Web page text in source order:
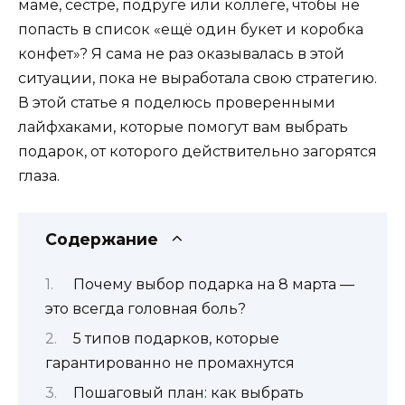
маме, сестре, подруге или коллеге, чтобы не
попасть в список «ещё один букет и коробка
конфет»? Я сама не раз оказывалась в этой
ситуации, пока не выработала свою стратегию.
В этой статье я поделюсь проверенными
лайфхаками, которые помогут вам выбрать
подарок, от которого действительно загорятся
глаза.
Содержание
Почему выбор подарка на 8 марта —
это всегда головная боль?
5 типов подарков, которые
гарантированно не промахнутся
Пошаговый план: как выбрать